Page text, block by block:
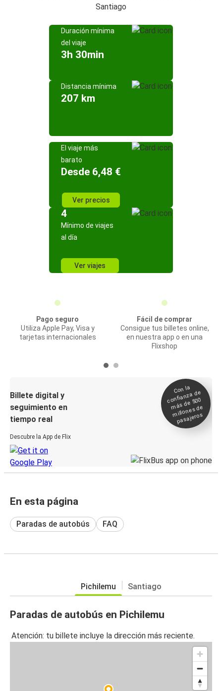
Santiago
Duración mínima
del viaje
3h 30min
Distancia mínima
207 km
El viaje más
barato
Desde 6,48 €
Ver precios
4
Mínimo de viajes
al día
Ver viajes
Pago seguro
Utiliza Apple Pay, Visa y
tarjetas internacionales
Fácil de comprar
Consigue tus billetes online,
en nuestra app o en una
Flixshop
Billete digital y
seguimiento en
tiempo real
Descubre la App de Flix
Con la
confianza de
más de 500
millones de
pasajeros
En esta página
Paradas de autobús FAQ
Pichilemu Santiago
Paradas de autobús en Pichilemu
Atención: tu billete incluye la dirección más reciente.